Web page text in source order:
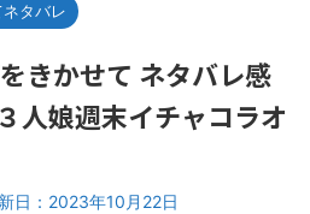
タバレ
きかせて ネタバレ感
人娘週末イチャコラオ
日： 2023年10月22日